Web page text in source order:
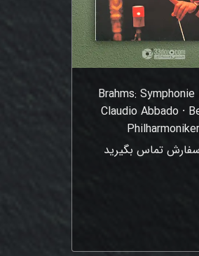
Brahms:
Claudio Abbado ⸱
Philharmoniker
تماس بگیرید